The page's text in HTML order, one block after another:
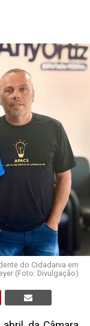
do Cidadania em
(Foto: Divulgação)